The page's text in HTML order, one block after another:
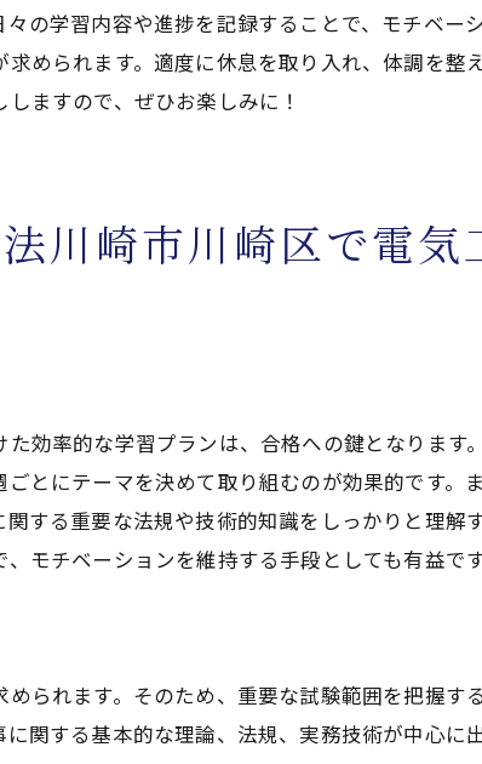
模擬試験の実施
練習中の自己評価方法
反復練習の重要性
技術的な基礎知識の習得
リラックスして試験に臨む電気工事士試験成功の
心の準備とメンタルケア
試験前のリラクゼーション法
失敗を恐れない心構え
合格への自信をつける方法
の学習内容や進捗を記録することで、モチベ
められます。適度に休息を取り入れ、体調を整
ますので、ぜひお楽しみに！
川崎市川崎区で電
効率的な学習プランは、合格への鍵となりま
とにテーマを決めて取り組むのが効果的です
する重要な法規や技術的知識をしっかりと理解
モチベーションを維持する手段としても有益です
られます。そのため、重要な試験範囲を把握
関する基本的な理論、法規、実務技術が中心